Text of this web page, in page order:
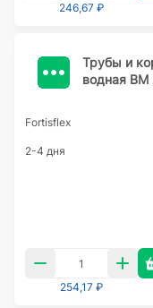
246,67 ₽
Трубы и
водная ВМ
Fortisflex
2-4 дня
254,17 ₽